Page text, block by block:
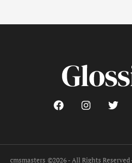
cmsmasters ©2026 - All Rights